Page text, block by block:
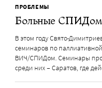
ПРОБЛЕМЫ
Больные
В этом году Свято-
семинаров по
ВИЧ/СПИДом. Семинары
среди них – Саратов, где